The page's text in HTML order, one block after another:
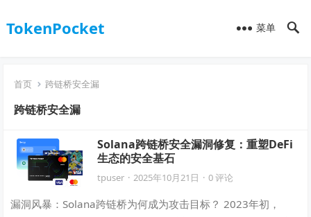
TokenPocket 菜单
首页 跨链桥安全漏
跨链桥安全漏
Solana跨链桥安全漏洞修复：重塑DeFi
生态的安全基石
tpuser · 2025年10月21日 · 0 评论
漏洞风暴：Solana跨链桥为何成为攻击目标？ 2023年初，